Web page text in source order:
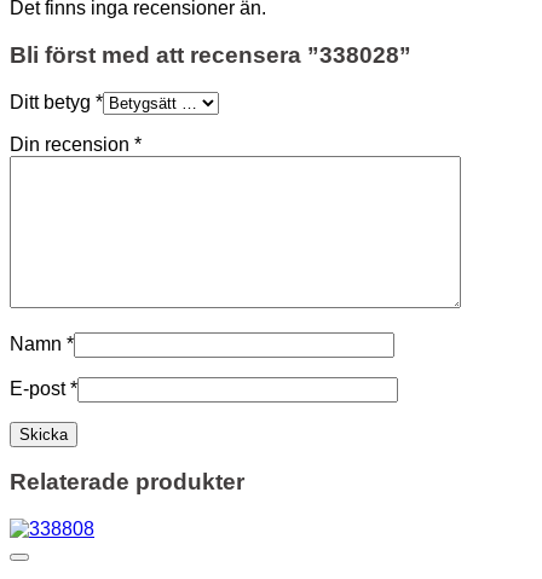
Det finns inga recensioner än.
Bli först med att recensera ”338028”
Ditt betyg *
Din recension *
Namn *
E-post*
Relaterade produkter